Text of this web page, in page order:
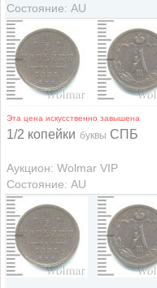
Состояние: AU
Эта цена искусственно завышена
1/2 копейки буквы СПБ
Аукцион: Wolmar VIP
Состояние: AU